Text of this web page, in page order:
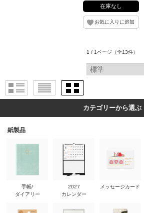
在庫なし
1 / 1ページ （全13件）
カテゴリーから選ぶ
紙製品
手帳/
ダイアリー
2027
カレンダー
メッセージカード